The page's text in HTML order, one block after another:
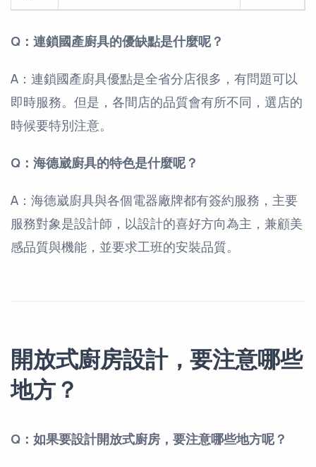
Q：連鎖國產廚具的優缺點是什麼呢？
A：連鎖國產廚具優點是全省分店很多，有問題可以
即時服務。但是，各間店的品質會有所不同，選店的
時候要特別注意。
Q：海德崴廚具的特色是什麼呢？
A：海德崴廚具與各個電器廠牌都有簽約服務，主要
服務對象是設計師，以設計的喜好方向為主，兼顧美
感品質與機能，並要求工班的安裝品質。
開放式廚房設計，要注意哪些
地方？
Q：如果要設計開放式廚房，要注意哪些地方呢？